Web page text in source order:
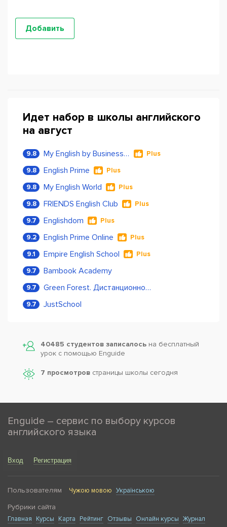
Идет набор в школы английского
на август
9.8 My English by Business Language Plus
9.8 English Prime Plus
9.8 My English World Plus
9.8 FRIENDS English Club Plus
9.7 Englishdom Plus
9.2 English Prime Online Plus
9.1 Empire English School Plus
9.7 Bambook Academy
9.7 Green Forest. Дистанционное обучение
9.7 JustSchool
40485 студентов записалось на бесплатный
урок с помощью Enguide
7 просмотров страницы школы сегодня
Enguide – сервис по выбору курсов
английского языка
Вход Регистрация
Пользователям Чужою мовою Українською
Рубрики сайта
Главная Курсы Карта Рейтинг Отзывы Онлайн курсы Журнал